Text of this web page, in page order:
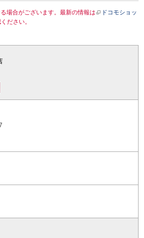
場合がございます。最新の情報は
ドコモショッ
ださい。